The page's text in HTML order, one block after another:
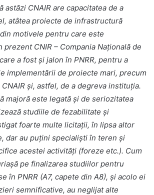
astăzi CNAIR are capacitatea de a
atâtea proiecte de infrastructură
motivele pentru care este
prezent CNIR – Compania Națională de
a fost și jalon în PNRR, pentru a
implementării de proiecte mari, precum
și, astfel, de a degreva instituția.
majoră este legată și de seriozitatea
studiile de fezabilitate și
foarte multe licitații, în lipsa altor
dar au puțini specialiști în teren și
acestei activități (foreze etc.). Cum
pe finalizarea studiilor pentru
în PNRR (A7, capete din A8), și acolo ei
semnificative, au neglijat alte